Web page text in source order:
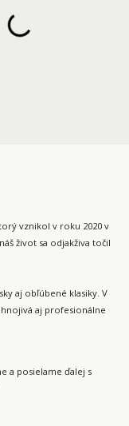
vznikol v roku 2020 v
život sa odjakživa točil
aj obľúbené klasiky. V
aj profesionálne
a posielame ďalej s